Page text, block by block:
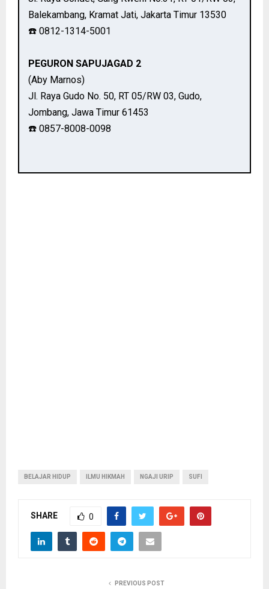
Balekambang, Kramat Jati, Jakarta Timur 13530
☎️ 0812-1314-5001
PEGURON SAPUJAGAD 2
(Aby Marnos)
Jl. Raya Gudo No. 50, RT 05/RW 03, Gudo,
Jombang, Jawa Timur 61453
☎️ 0857-8008-0098
BELAJAR HIDUP ILMU HIKMAH NGAJI URIP SUFI
SHARE 0
PREVIOUS POST